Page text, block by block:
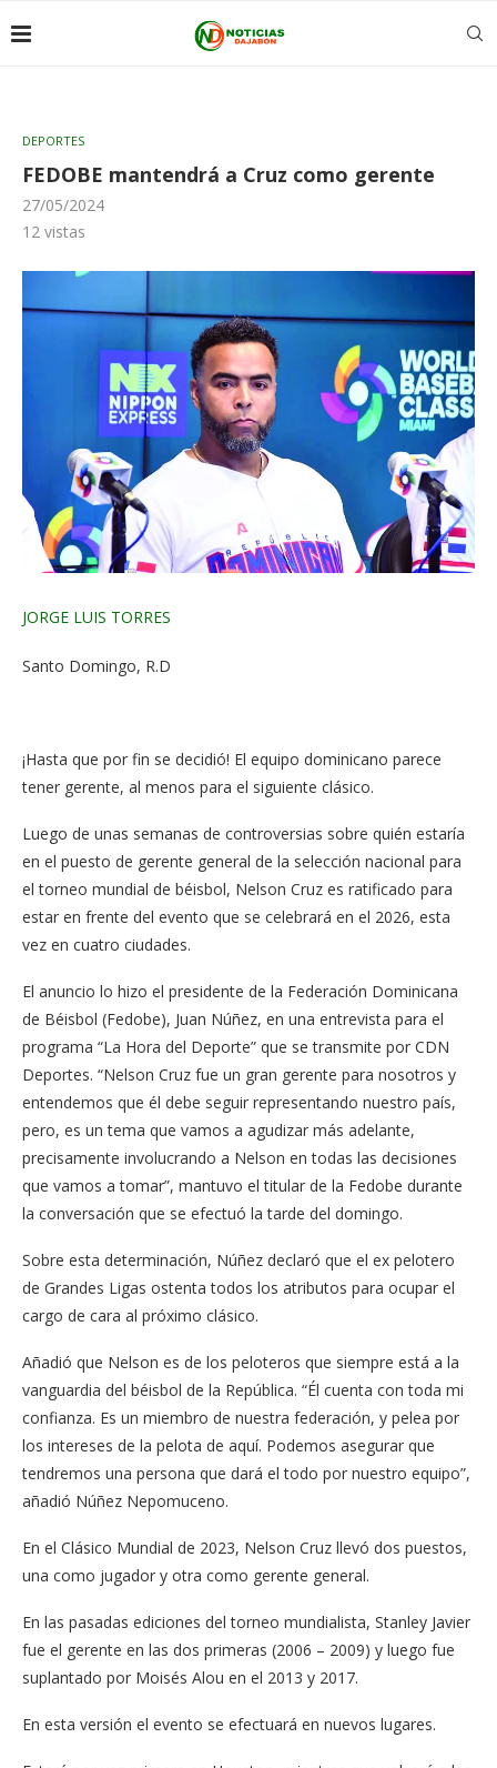
DEPORTES
FEDOBE mantendrá a Cruz como gerente
27/05/2024
12 vistas
Facebook
Twitter
Whatsapp
Comentarios
JORGE LUIS TORRES
Santo Domingo, R.D
¡Hasta que por fin se decidió! El equipo dominicano parece
tener gerente, al menos para el siguiente clásico.
Luego de unas semanas de controversias sobre quién estaría
en el puesto de gerente general de la selección nacional para
el torneo mundial de béisbol, Nelson Cruz es ratificado para
estar en frente del evento que se celebrará en el 2026, esta
vez en cuatro ciudades.
El anuncio lo hizo el presidente de la Federación Dominicana
de Béisbol (Fedobe), Juan Núñez, en una entrevista para el
programa “La Hora del Deporte” que se transmite por CDN
Deportes. “Nelson Cruz fue un gran gerente para nosotros y
entendemos que él debe seguir representando nuestro país,
pero, es un tema que vamos a agudizar más adelante,
precisamente involucrando a Nelson en todas las decisiones
que vamos a tomar”, mantuvo el titular de la Fedobe durante
la conversación que se efectuó la tarde del domingo.
Sobre esta determinación, Núñez declaró que el ex pelotero
de Grandes Ligas ostenta todos los atributos para ocupar el
cargo de cara al próximo clásico.
Añadió que Nelson es de los peloteros que siempre está a la
vanguardia del béisbol de la República. “Él cuenta con toda mi
confianza. Es un miembro de nuestra federación, y pelea por
los intereses de la pelota de aquí. Podemos asegurar que
tendremos una persona que dará el todo por nuestro equipo”,
añadió Núñez Nepomuceno.
En el Clásico Mundial de 2023, Nelson Cruz llevó dos puestos,
una como jugador y otra como gerente general.
En las pasadas ediciones del torneo mundialista, Stanley Javier
fue el gerente en las dos primeras (2006 – 2009) y luego fue
suplantado por Moisés Alou en el 2013 y 2017.
En esta versión el evento se efectuará en nuevos lugares.